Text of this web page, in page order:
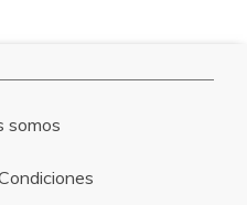
somos